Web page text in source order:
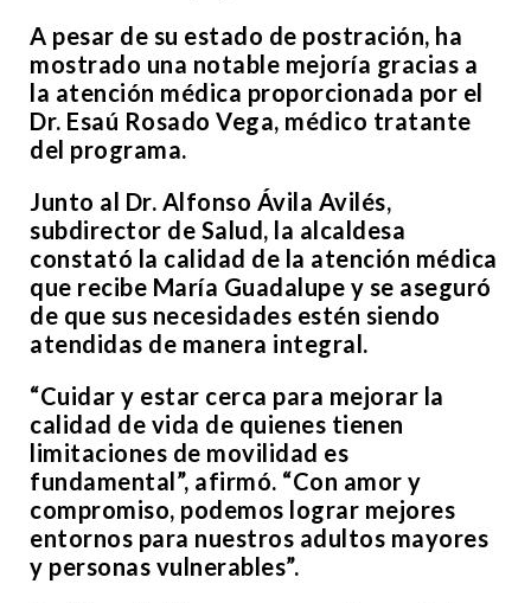
A pesar de su estado de postración, ha
mostrado una notable mejoría gracias a
la atención médica proporcionada por el
Dr. Esaú Rosado Vega, médico tratante
del programa.
Junto al Dr. Alfonso Ávila Avilés,
subdirector de Salud, la alcaldesa
constató la calidad de la atención médica
que recibe María Guadalupe y se aseguró
de que sus necesidades estén siendo
atendidas de manera integral.
“Cuidar y estar cerca para mejorar la
calidad de vida de quienes tienen
limitaciones de movilidad es
fundamental”, afirmó. “Con amor y
compromiso, podemos lograr mejores
entornos para nuestros adultos mayores
y personas vulnerables”.